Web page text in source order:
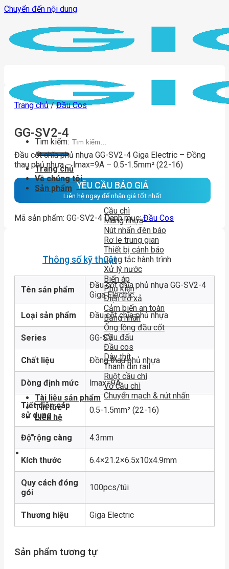
Chuyển đến nội dung
Tìm kiếm:
Trang chủ
Về chúng tôi
Sản phẩm
Cầu chì
Máng nhựa
Nút nhấn đèn báo
Rơ le trung gian
Thiết bị cảnh báo
Công tắc hành trình
Xử lý nước
Biến áp
Phụ kiện
Điện trở xả
Cảm biến an toàn
Băng nhãn
Ống lồng đầu cốt
Cầu đấu
Đầu cos
Dây thít
Thanh din rail
Ruột cầu chì
Vỏ cầu chì
Chuyển mạch & nút nhấn
Tài liệu sản phẩm
Tin tức
Liên hệ
Trang chủ / Đầu Cos
GG-SV2-4
Đầu cốt chĩa phủ nhựa GG-SV2-4 Giga Electric – Đồng
thau phủ nhựa – lmax=9A – 0.5-1.5mm² (22-16)
YÊU CẦU BÁO GIÁ
Liên hệ ngay để nhận giá tốt nhất
Mã sản phẩm: GG-SV2-4 Danh mục:Đầu Cos
Thông số kỹ thuật
Tên sản phẩm
Đầu cốt chĩa phủ nhựa GG-SV2-4
Giga Electric
Loại sản phẩm Đầu cốt chĩa phủ nhựa
Series GG-SV
Chất liệu Đồng thau phủ nhựa
Dòng định mức lmax=9A
Tiết diện cáp
sử dụng
0.5-1.5mm² (22-16)
Độ rộng càng 4.3mm
Kích thước 6.4×21.2×6.5x10x4.9mm
Quy cách đóng
gói
100pcs/túi
Thương hiệu Giga Electric
Sản phẩm tương tự